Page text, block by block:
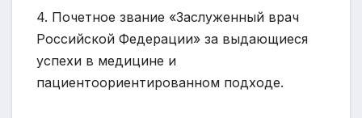
4. Почетное звание «Заслуженный врач
Российской Федерации» за выдающиеся
успехи в медицине и
пациентоориентированном подходе.